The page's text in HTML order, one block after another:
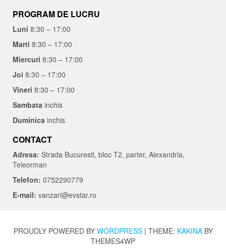
PROGRAM DE LUCRU
Luni 8:30 – 17:00
Marti 8:30 – 17:00
Miercuri 8:30 – 17:00
Joi 8:30 – 17:00
Vineri 8:30 – 17:00
Sambata inchis
Duminica inchis
CONTACT
Adresa: Strada Bucuresti, bloc T2, parter, Alexandria,
Teleorman
Telefon: 0752290779
E-mail: vanzari@evstar.ro
PROUDLY POWERED BY WORDPRESS | THEME: KAKINABY
THEMES4WP